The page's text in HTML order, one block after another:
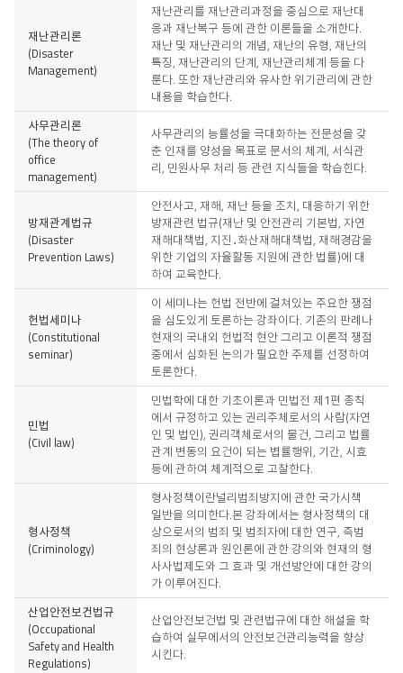
재난관리론
(Disaster
Management)
재난관리를 재난관리과정을 중심으로 재난대
응과 재난복구 등에 관한 이론들을 소개한다.
재난 및 재난관리의 개념, 재난의 유형, 재난의
특징, 재난관리의 단계, 재난관리체계 등을 다
룬다. 또한 재난관리와 유사한 위기관리에 관한
내용을 학습한다.
사무관리론
(The theory of
office
management)
사무관리의 능률성을 극대화하는 전문성을 갖
춘 인재를 양성을 목표로 문서의 체계, 서식관
리, 민원사무 처리 등 관련 지식들을 학습힌다.
방재관계법규
(Disaster
Prevention Laws)
안전사고, 재해, 재난 등을 조치, 대응하기 위한
방재관련 법규(재난 및 안전관리 기본법, 자연
재해대책법, 지진․화산재해대책법, 재해경감을
위한 기업의 자율활동 지원에 관한 법률)에 대
하여 교육한다.
헌법세미나
(Constitutional
seminar)
이 세미나는 헌법 전반에 걸쳐있는 주요한 쟁점
을 심도있게 토론하는 강좌이다. 기존의 판례나
현재의 국내외 헌법적 현안 그리고 이론적 쟁점
중에서 심화된 논의가 필요한 주제를 선정하여
토론한다.
민법
(Civil law)
민법학에 대한 기초이론과 민법전 제1편 총칙
에서 규정하고 있는 권리주체로서의 사람(자연
인 및 법인), 권리객체로서의 물건, 그리고 법률
관계 변동의 요건이 되는 볍률행위, 기간, 시효
등에 관하여 체계적으로 고찰한다.
형사정책
(Criminology)
형사정책이란널리범죄방지에 관한 국가시책
일반을 의미한다.본 강좌에서는 형사정책의 대
상으로서의 범죄 및 범죄자에 대한 연구, 즉범
죄의 현상론과 원인론에 관한 강의와 현재의 형
사사법제도와 그 효과 및 개선방안에 대한 강의
가 이루어진다.
산업안전보건법규
(Occupational
Safety and Health
Regulations)
산업안전보건법 및 관련법규에 대한 해설을 학
습하여 실무에서의 안전보건관리능력을 향상
시킨다.